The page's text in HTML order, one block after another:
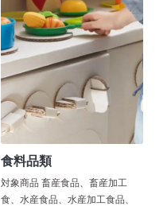
食料品類
対象商品 畜産食品、畜産加工
食、水産食品、水産加工食品、